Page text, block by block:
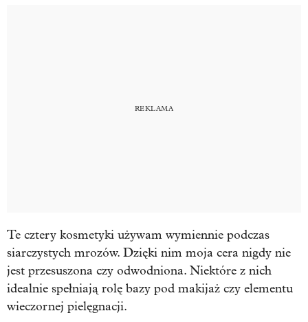
Te cztery kosmetyki używam wymiennie podczas
siarczystych mrozów. Dzięki nim moja cera nigdy nie
jest przesuszona czy odwodniona. Niektóre z nich
idealnie spełniają rolę bazy pod makijaż czy elementu
wieczornej pielęgnacji.